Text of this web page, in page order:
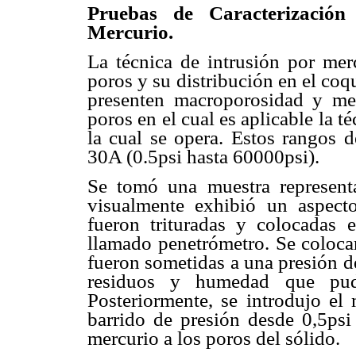
Pruebas de
Mercurio.
La técnica de intrusión por
poros y su distribución en el
presenten macroporosidad y
poros en el cual es aplicable la
la cual se opera. Estos rangos
30A (0.5psi hasta 60000psi).
Se tomó una muestra
visualmente exhibió un
fueron trituradas y colocadas
llamado penetrómetro. Se
fueron sometidas a una presión
residuos y humedad que
Posteriormente, se introdujo
barrido de presión desde
mercurio a los poros del sólido.